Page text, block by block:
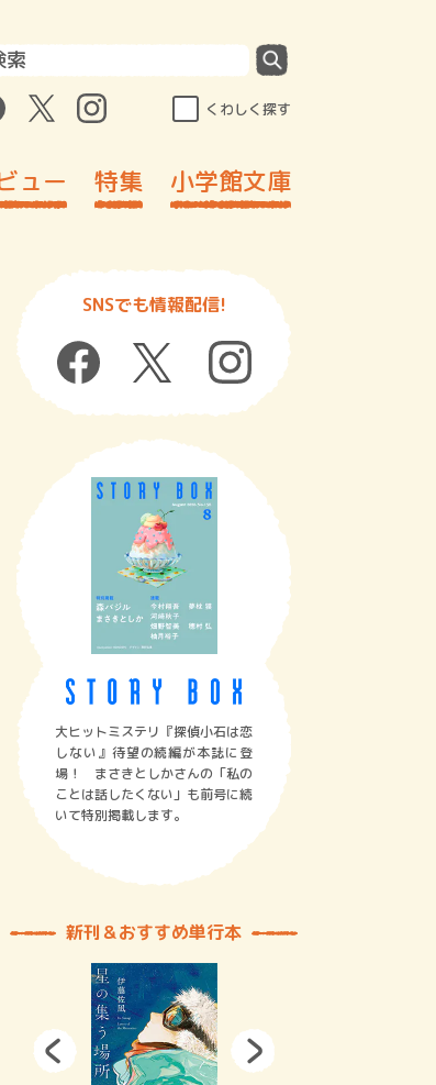
くわしく探す
ュー 特集 小学館文庫
SNSでも情報配信!
大ヒットミステリ『探偵小石は恋
しない』待望の続編が本誌に登
場！ まさきとしかさんの「私の
ことは話したくない」も前号に続
いて特別掲載します。
新刊＆おすすめ単行本